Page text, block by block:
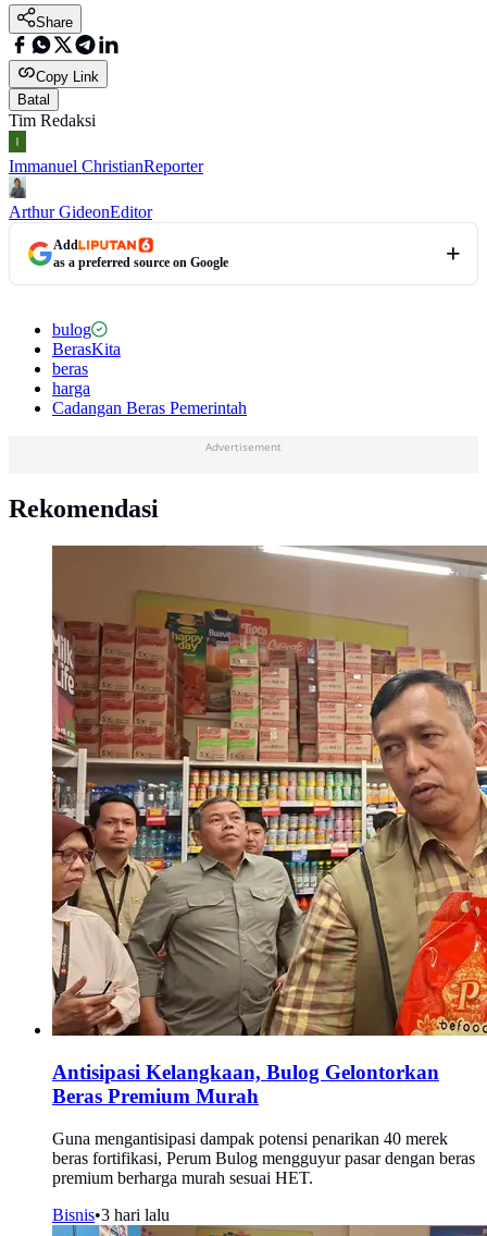
Share
Copy Link
Batal
Tim Redaksi
Immanuel ChristianReporter
Arthur GideonEditor
Add
as a preferred source on Google
bulog
BerasKita
beras
harga
Cadangan Beras Pemerintah
Advertisement
Rekomendasi
Antisipasi Kelangkaan, Bulog Gelontorkan
Beras Premium Murah
Guna mengantisipasi dampak potensi penarikan 40 merek
beras fortifikasi, Perum Bulog mengguyur pasar dengan beras
premium berharga murah sesuai HET.
Bisnis•3 hari lalu